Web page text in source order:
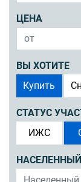
ЦЕНА
ВЫ ХОТИТЕ
Купить
СТАТУС
ИЖС